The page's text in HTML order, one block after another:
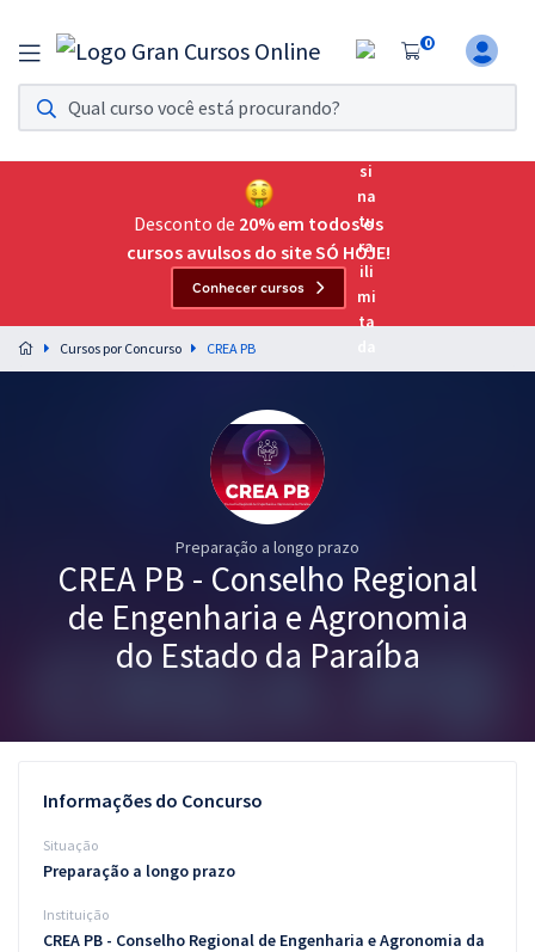
0
Assinatura Ilimitada 11
Acesso a todos os cursos. Teste grátis por 7 dias!
Assinatura OAB Até Passar
Acesso ilimitado a toda preparação para o Exame da
Preparação completa e intensiva para as principais
residências em saúde do Brasil
Graduação
Blog
Aprovados
Desconto de 20% em todos os
cursos avulsos do site SÓ HOJE!
Conhecer cursos
Cursos por Concurso CREA PB
Preparação a longo prazo
CREA PB - Conselho Regional
de Engenharia e Agronomia
do Estado da Paraíba
Informações do Concurso
Situação
Preparação a longo prazo
Instituição
CREA PB - Conselho Regional de Engenharia e Agronomia da